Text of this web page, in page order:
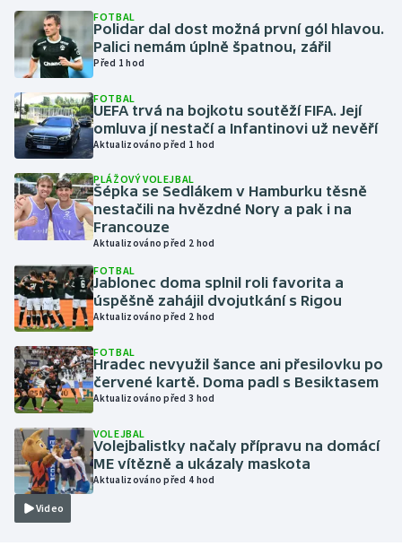
Futsal
Golf
Gymnastika
Házená
Jezdectví
Judo
Krasobruslení
Lezení
Lyže a snowboard
Moderní pětiboj
Motorsport
Olympijské hry
FOTBAL
Polidar dal dost možná první gól hlavou.
Palici nemám úplně špatnou, zářil
Před 1 hod
FOTBAL
UEFA trvá na bojkotu soutěží FIFA. Její
omluva jí nestačí a Infantinovi už nevěří
Aktualizováno před 1 hod
PLÁŽOVÝ VOLEJBAL
Šépka se Sedlákem v Hamburku těsně
nestačili na hvězdné Nory a pak i na
Francouze
Aktualizováno před 2 hod
FOTBAL
Jablonec doma splnil roli favorita a
úspěšně zahájil dvojutkání s Rigou
Aktualizováno před 2 hod
FOTBAL
Hradec nevyužil šance ani přesilovku po
červené kartě. Doma padl s Besiktasem
Aktualizováno před 3 hod
Video
VOLEJBAL
Volejbalistky načaly přípravu na domácí
ME vítězně a ukázaly maskota
Aktualizováno před 4 hod